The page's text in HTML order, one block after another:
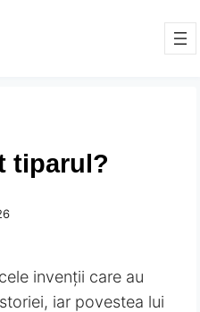
tiparul?
invenții care au
iar povestea lui